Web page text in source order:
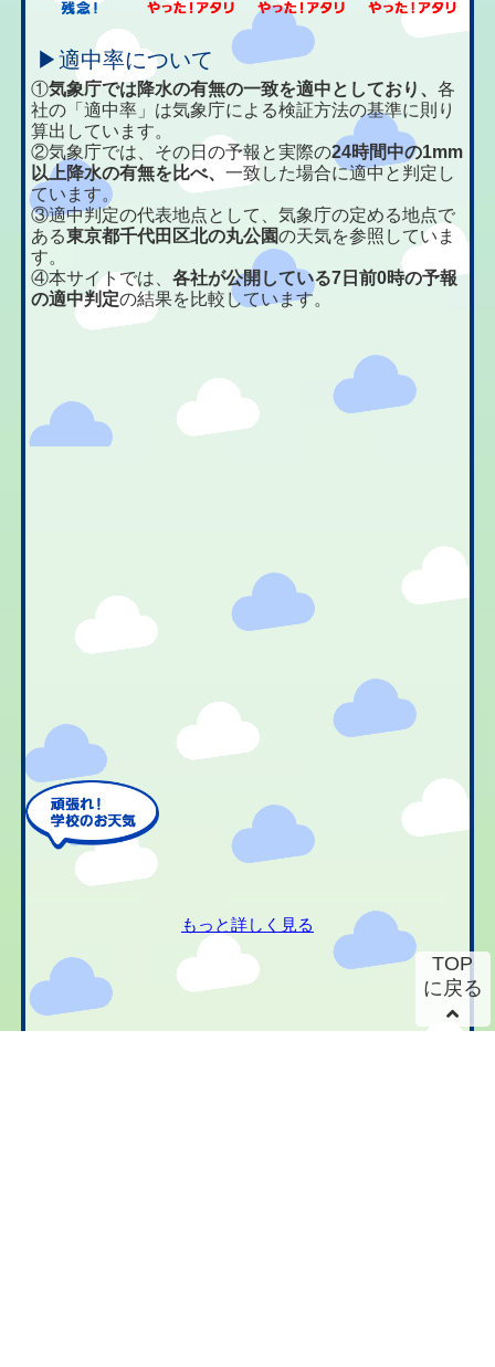
▶適中率について
①気象庁では降水の有無の一致を適中としており、各
社の「適中率」は気象庁による検証方法の基準に則り
算出しています。
②気象庁では、その日の予報と実際の24時間中の1mm
以上降水の有無を比べ、一致した場合に適中と判定し
ています。
③適中判定の代表地点として、気象庁の定める地点で
ある東京都千代田区北の丸公園の天気を参照していま
す。
④本サイトでは、各社が公開している7日前0時の予報
の適中判定の結果を比較しています。
もっと詳しく見る
TOP
に戻る